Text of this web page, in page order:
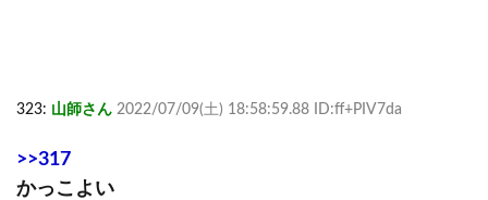
323: 山師さん 2022/07/09(土) 18:58:59.88 ID:ff+PIV7da
>>317
かっこよい